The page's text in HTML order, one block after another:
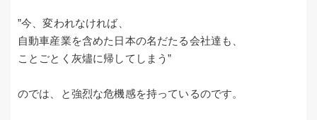
”今、変われなければ、
自動車産業を含めた日本の名だたる会社達も、
ことごとく灰燼に帰してしまう”
のでは、と強烈な危機感を持っているのです。